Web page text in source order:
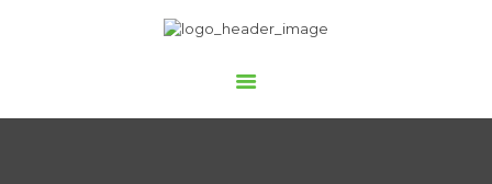
STARTSEITE